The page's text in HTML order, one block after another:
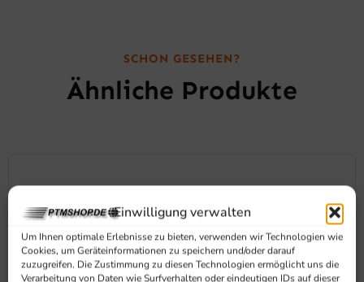
Einwilligung verwalten
Um Ihnen optimale Erlebnisse zu bieten, verwenden wir Technologien wie
Cookies, um Geräteinformationen zu speichern und/oder darauf
zuzugreifen. Die Zustimmung zu diesen Technologien ermöglicht uns die
Verarbeitung von Daten wie Surfverhalten oder eindeutigen IDs auf dieser
SCHON GESEHEN?
Ähnliche Produkte